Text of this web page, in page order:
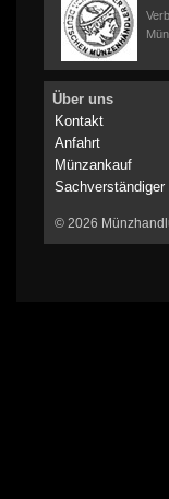
Über uns
Kontakt
Anfahrt
Münzankauf
Sachverständiger
© 2026